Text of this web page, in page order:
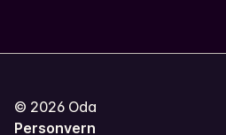
© 2026 Oda
Personvern